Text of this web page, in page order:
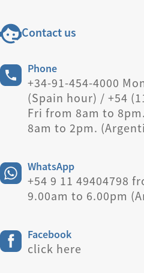
Contact us
Phone
+34-91-454-4000
(Spain hour) / +54
Fri from 8am to
8am to 2pm.
WhatsApp
+54 9 11 49404798
9.00am to 6.00pm
Facebook
click here